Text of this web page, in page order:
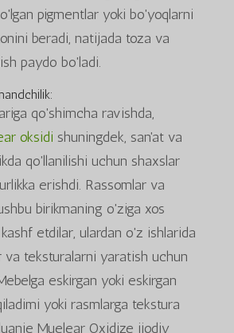
pigmentlar yoki bo'yoqlarni
beradi, natijada toza va
paydo bo'ladi.
qo'shimcha ravishda,
oksidi shuningdek, san'at va
qo'llanilishi uchun shaxslar
erishdi. Rassomlar va
birikmaning o'ziga xos
etdilar, ulardan o'z ishlarida
teksturalarni yaratish uchun
eskirgan yoki eskirgan
yoki rasmlarga tekstura
Muelear Oxidize ijodiy